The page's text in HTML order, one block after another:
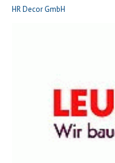
HR Decor GmbH